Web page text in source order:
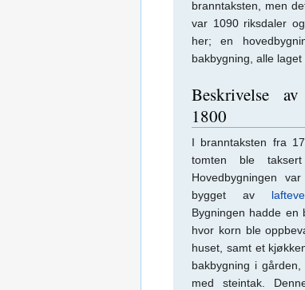
branntaksten, men
var 1090 riksdaler
her; en
bakbygning, alle laget
Beskrivelse
1800
I branntaksten fra
tomten ble
Hovedbygningen
bygget av
Bygningen hadde en
hvor korn ble
huset, samt et
bakbygning i
med steintak.